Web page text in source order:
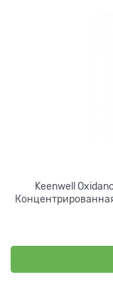
Keenwell